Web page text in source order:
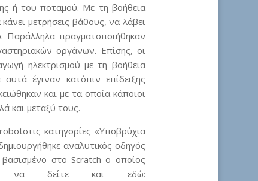
ή του ποταμού. Με τη βοήθεια
μετρήσεις βάθους, να λάβει
Παράλληλα πραγματοποιήθηκαν
οργάνων. Επίσης, οι
ηλεκτρισμού με τη βοήθεια
έγιναν κατόπιν επίδειξης
και με τα οποία κάποιοι
και μεταξύ τους.
κατηγορίες «Υποβρύχια
αναλυτικός οδηγός
στο Scratch ο οποίος
να δείτε και εδώ: